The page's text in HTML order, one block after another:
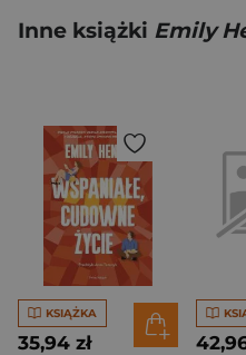
Inne książki Emily
KSIĄŻKA
35,94 zł